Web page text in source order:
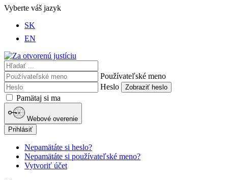
Vyberte váš jazyk
SK
EN
Používateľské meno
Heslo
Zobraziť heslo
Pamätaj si ma
Webové overenie
Prihlásiť
Nepamätáte si heslo?
Nepamätáte si používateľské meno?
Vytvoriť účet